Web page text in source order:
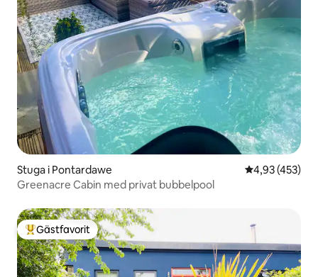
Stuga i Pontardawe 4,93 av 5 i
4,93 (453)
Greenacre Cabin med privat bubbelpool
Populär gästfavorit
Gästfavorit